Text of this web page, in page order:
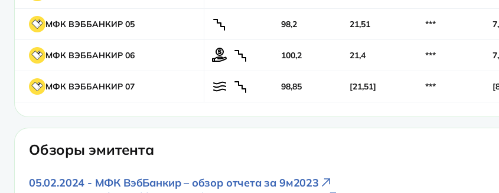
МФК ВЭББАНКИР 05 98,2 21,51 ***
МФК ВЭББАНКИР 06 100,2 21,4 ***
МФК ВЭББАНКИР 07 98,85 21,51 ***
Обзоры эмитента
05.02.2024 - МФК ВэбБанкир – обзор отчета за 9м2023